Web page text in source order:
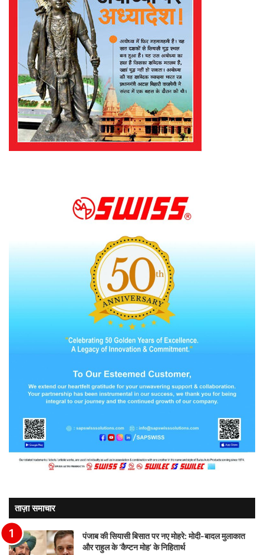
ताज़ा समाचार
पंजाब की सियासी बिसात पर नए मोहरे: मोदी-बादल मुलाकात
और राहुल के ‘कैप्टन मोह’ के निहितार्थ